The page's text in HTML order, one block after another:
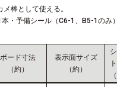
棒として使える。
・予備シール（C6-1、B5-1のみ）
ボード寸法
（約）
表示面サイズ
（約）